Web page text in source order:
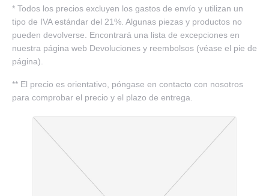
* Todos los precios excluyen los gastos de envío y utilizan un
tipo de IVA estándar del 21%. Algunas piezas y productos no
pueden devolverse. Encontrará una lista de excepciones en
nuestra página web Devoluciones y reembolsos (véase el pie de
página).
** El precio es orientativo, póngase en contacto con nosotros
para comprobar el precio y el plazo de entrega.